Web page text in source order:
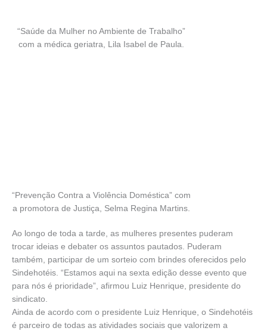
“Saúde da Mulher no Ambiente de Trabalho”
com a médica geriatra, Lila Isabel de Paula.
“Prevenção Contra a Violência Doméstica” com
a promotora de Justiça, Selma Regina Martins.
Ao longo de toda a tarde, as mulheres presentes puderam
trocar ideias e debater os assuntos pautados. Puderam
também, participar de um sorteio com brindes oferecidos pelo
Sindehotéis. “Estamos aqui na sexta edição desse evento que
para nós é prioridade”, afirmou Luiz Henrique, presidente do
sindicato.
Ainda de acordo com o presidente Luiz Henrique, o Sindehotéis
é parceiro de todas as atividades sociais que valorizem a